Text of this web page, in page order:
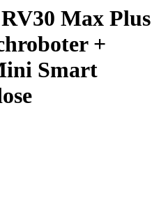
Max Plus
+
Smart